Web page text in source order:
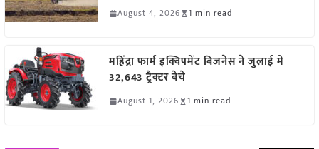
August 4, 2026 1 min read
महिंद्रा फार्म इक्विपमेंट बिजनेस ने जुलाई में
32,643 ट्रैक्टर बेचे
August 1, 2026 1 min read